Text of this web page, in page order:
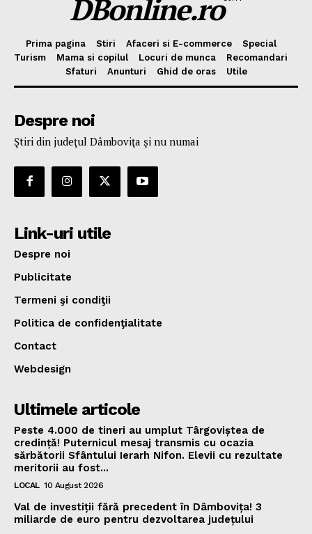
DBonline.ro
Prima pagina Stiri Afaceri si E-commerce
Special
Turism
Mama si copilul Locuri de munca
Recomandari
Sfaturi
Anunturi Ghid de oras Utile
Despre noi
Ştiri din judeţul Dâmboviţa şi nu numai
Link-uri utile
Despre noi
Publicitate
Termeni şi condiţii
Politica de confidenţialitate
Contact
Webdesign
Ultimele articole
Peste 4.000 de tineri au umplut Târgoviștea de
credință! Puternicul mesaj transmis cu ocazia
sărbătorii Sfântului Ierarh Nifon. Elevii cu rezultate
meritorii au fost...
LOCAL 10 August 2026
Val de investiții fără precedent în Dâmbovița! 3
miliarde de euro pentru dezvoltarea județului